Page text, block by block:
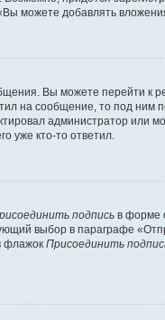
можете добавлять
Вы можете перейти к
на сообщение, то под ним
администратор или
уже кто-то ответил.
подпись в форме
выбор в параграфе
флажок Присоединить